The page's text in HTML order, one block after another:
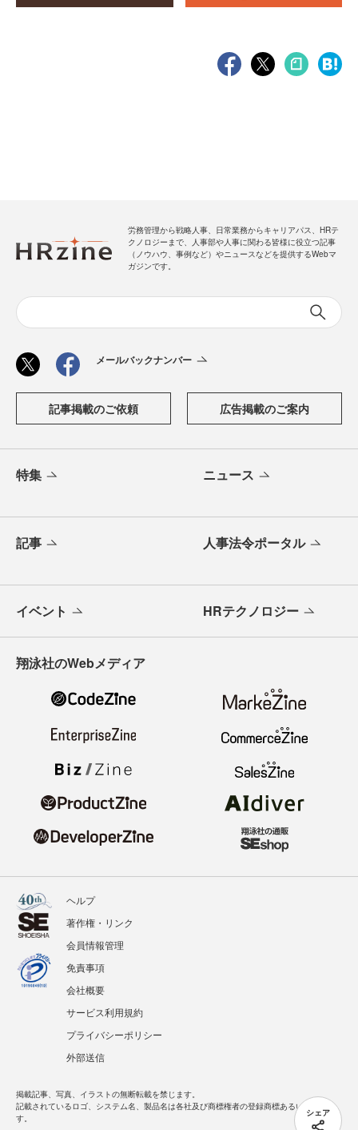
シェア
労務管理から戦略人事、日常業務からキャリアパス、HRテ
クノロジーまで、人事部や人事に関わる皆様に役立つ記事
（ノウハウ、事例など）やニュースなどを提供するWebマ
ガジンです。
メールバックナンバー
記事掲載のご依頼 広告掲載のご案内
特集 ニュース
記事 人事法令ポータル
イベント HRテクノロジー
翔泳社のWebメディア
ヘルプ
著作権・リンク
会員情報管理
免責事項
会社概要
サービス利用規約
プライバシーポリシー
外部送信
掲載記事、写真、イラストの無断転載を禁じます。
記載されているロゴ、システム名、製品名は各社及び商標権者の登録商標あるいは商標で
す。